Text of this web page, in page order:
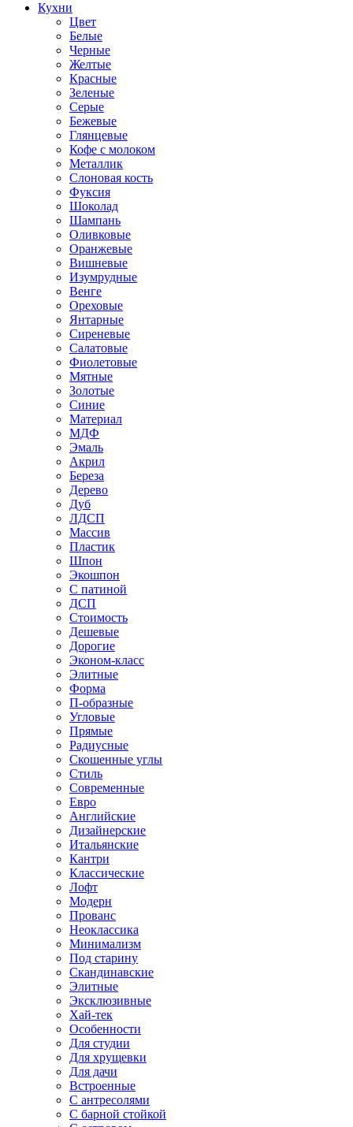
Кухни
Цвет
Белые
Черные
Желтые
Красные
Зеленые
Серые
Бежевые
Глянцевые
Кофе с молоком
Металлик
Слоновая кость
Фуксия
Шоколад
Шампань
Оливковые
Оранжевые
Вишневые
Изумрудные
Венге
Ореховые
Янтарные
Сиреневые
Салатовые
Фиолетовые
Мятные
Золотые
Синие
Материал
МДФ
Эмаль
Акрил
Береза
Дерево
Дуб
ЛДСП
Массив
Пластик
Шпон
Экошпон
С патиной
ДСП
Стоимость
Дешевые
Дорогие
Эконом-класс
Элитные
Форма
П-образные
Угловые
Прямые
Радиусные
Скошенные углы
Стиль
Современные
Евро
Английские
Дизайнерские
Итальянские
Кантри
Классические
Лофт
Модерн
Прованс
Неоклассика
Минимализм
Под старину
Скандинавские
Элитные
Эксклюзивные
Хай-тек
Особенности
Для студии
Для хрущевки
Для дачи
Встроенные
С антресолями
С барной стойкой